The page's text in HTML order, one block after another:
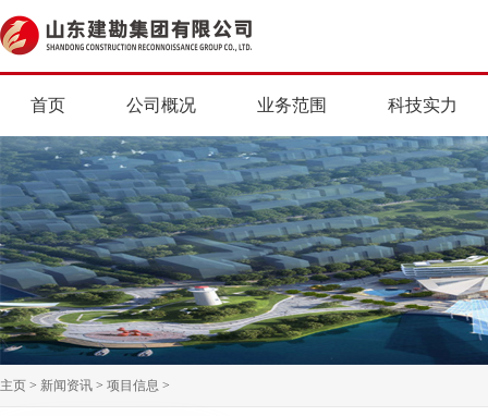
首页 公司概况 业务范围 科技实力
主页 > 新闻资讯 > 项目信息 >